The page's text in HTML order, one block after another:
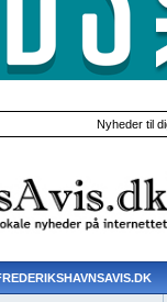
Nyheder til